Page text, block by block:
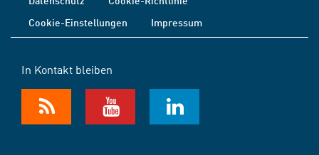
Cookie-Einstellungen
Impressum
In Kontakt bleiben